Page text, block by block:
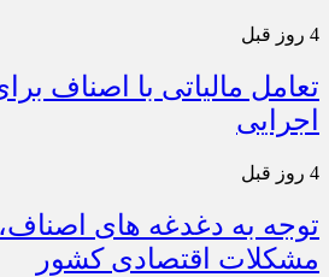
4 روز قبل
تعامل مالیاتی با اصناف
اجرایی
4 روز قبل
توجه به دغدغه های
مشکلات اقتصادی کشور